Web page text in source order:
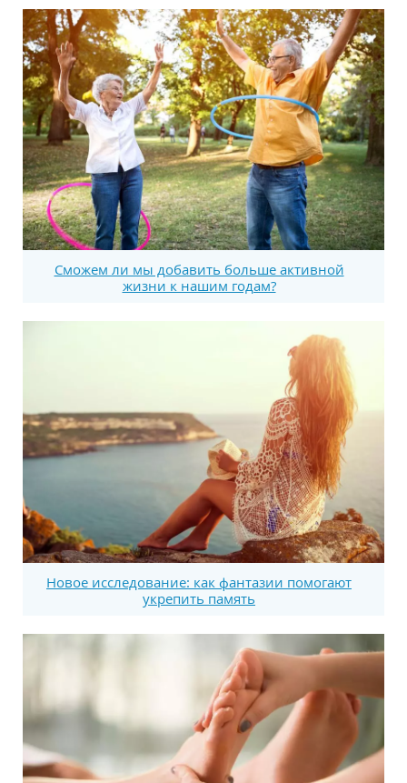
Сможем ли мы добавить больше активной
жизни к нашим годам?
Новое исследование: как фантазии помогают
укрепить память